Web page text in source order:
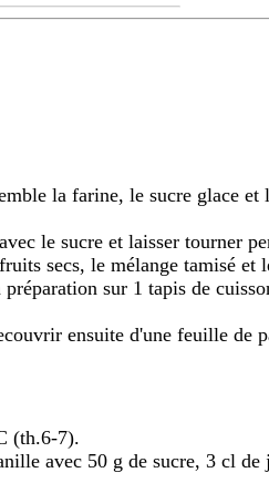
la farine, le sucre glace et
le sucre et laisser tourner
secs, le mélange tamisé et
sur 1 tapis de
ensuite d'une feuille de
(th.6-7).
avec 50 g de sucre, 3 cl de